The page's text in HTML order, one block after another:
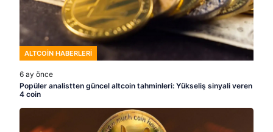
ALTCOIN HABERLERI
6 ay önce
Popüler analistten güncel altcoin tahminleri: Yükseliş sinyali veren
4 coin